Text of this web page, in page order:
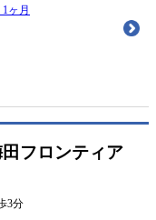
ヶ月
フロンティア
3分